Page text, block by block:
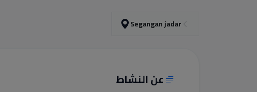
Segangan jadar
عن النشاط